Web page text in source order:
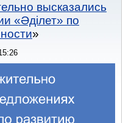
высказались
«Әділет» по